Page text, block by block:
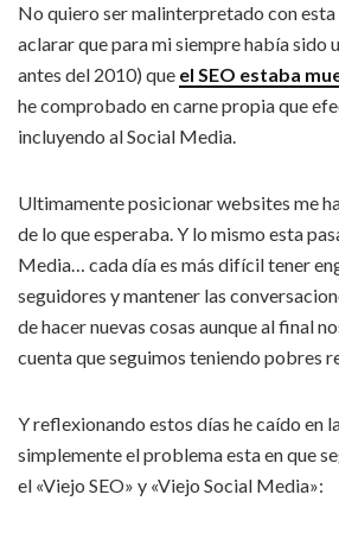
No quiero ser malinterpretado con
aclarar que para mi siempre había sido
antes del 2010) que el SEO estaba
he comprobado en carne propia que
incluyendo al Social Media.
Ultimamente posicionar websites me
de lo que esperaba. Y lo mismo esta
Media… cada día es más difícil tener
seguidores y mantener las
de hacer nuevas cosas aunque al final
cuenta que seguimos teniendo pobres
Y reflexionando estos días he caído en
simplemente el problema esta en que
el «Viejo SEO» y «Viejo Social Media»: